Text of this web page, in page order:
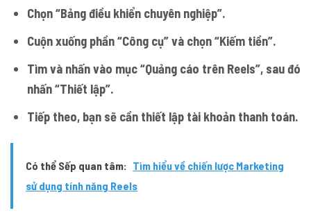
Chọn “Bảng điều khiển chuyên nghiệp”.
Cuộn xuống phần “Công cụ” và chọn “Kiếm tiền”.
Tìm và nhấn vào mục “Quảng cáo trên Reels”, sau đó
nhấn “Thiết lập”.
Tiếp theo, bạn sẽ cần thiết lập tài khoản thanh toán.
Có thể Sếp quan tâm: Tìm hiểu về chiến lược Marketing
sử dụng tính năng Reels